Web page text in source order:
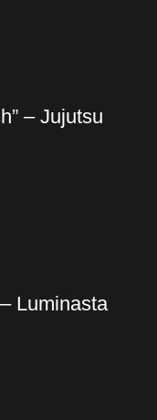
– Jujutsu
Luminasta